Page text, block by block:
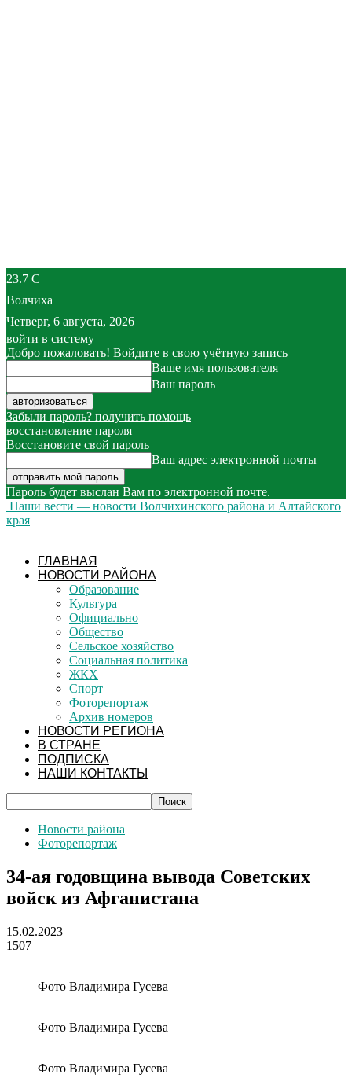
23.7 C
Волчиха
Четверг, 6 августа, 2026
войти в систему
Добро пожаловать! Войдите в свою учётную запись
Ваше имя пользователя
Ваш пароль
Забыли пароль? получить помощь
восстановление пароля
Восстановите свой пароль
Ваш адрес электронной почты
Пароль будет выслан Вам по электронной почте.
Наши вести — новости Волчихинского района и Алтайского
края
ГЛАВНАЯ
НОВОСТИ РАЙОНА
Образование
Культура
Официально
Общество
Сельское хозяйство
Социальная политика
ЖКХ
Спорт
Фоторепортаж
Архив номеров
НОВОСТИ РЕГИОНА
В СТРАНЕ
ПОДПИСКА
НАШИ КОНТАКТЫ
Новости района
Фоторепортаж
34-ая годовщина вывода Советских
войск из Афганистана
15.02.2023
1507
Фото Владимира Гусева
Фото Владимира Гусева
Фото Владимира Гусева